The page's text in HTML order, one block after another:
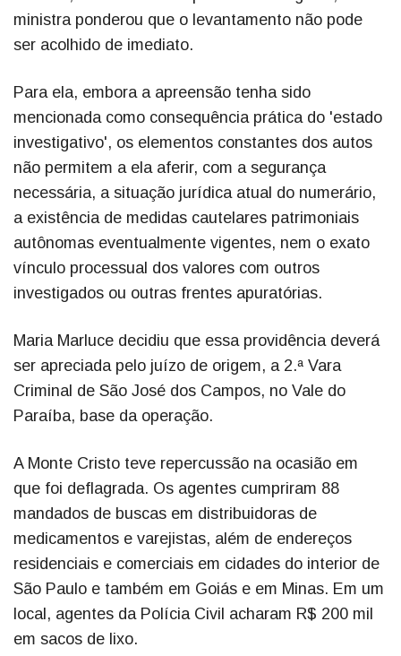
ministra ponderou que o levantamento não pode
ser acolhido de imediato.
Para ela, embora a apreensão tenha sido
mencionada como consequência prática do 'estado
investigativo', os elementos constantes dos autos
não permitem a ela aferir, com a segurança
necessária, a situação jurídica atual do numerário,
a existência de medidas cautelares patrimoniais
autônomas eventualmente vigentes, nem o exato
vínculo processual dos valores com outros
investigados ou outras frentes apuratórias.
Maria Marluce decidiu que essa providência deverá
ser apreciada pelo juízo de origem, a 2.ª Vara
Criminal de São José dos Campos, no Vale do
Paraíba, base da operação.
A Monte Cristo teve repercussão na ocasião em
que foi deflagrada. Os agentes cumpriram 88
mandados de buscas em distribuidoras de
medicamentos e varejistas, além de endereços
residenciais e comerciais em cidades do interior de
São Paulo e também em Goiás e em Minas. Em um
local, agentes da Polícia Civil acharam R$ 200 mil
em sacos de lixo.